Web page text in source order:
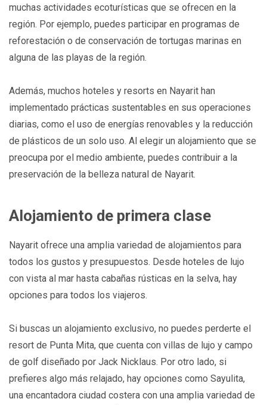
muchas actividades ecoturísticas que se ofrecen en la
región. Por ejemplo, puedes participar en programas de
reforestación o de conservación de tortugas marinas en
alguna de las playas de la región.
Además, muchos hoteles y resorts en Nayarit han
implementado prácticas sustentables en sus operaciones
diarias, como el uso de energías renovables y la reducción
de plásticos de un solo uso. Al elegir un alojamiento que se
preocupa por el medio ambiente, puedes contribuir a la
preservación de la belleza natural de Nayarit.
Alojamiento de primera clase
Nayarit ofrece una amplia variedad de alojamientos para
todos los gustos y presupuestos. Desde hoteles de lujo
con vista al mar hasta cabañas rústicas en la selva, hay
opciones para todos los viajeros.
Si buscas un alojamiento exclusivo, no puedes perderte el
resort de Punta Mita, que cuenta con villas de lujo y campo
de golf diseñado por Jack Nicklaus. Por otro lado, si
prefieres algo más relajado, hay opciones como Sayulita,
una encantadora ciudad costera con una amplia variedad de